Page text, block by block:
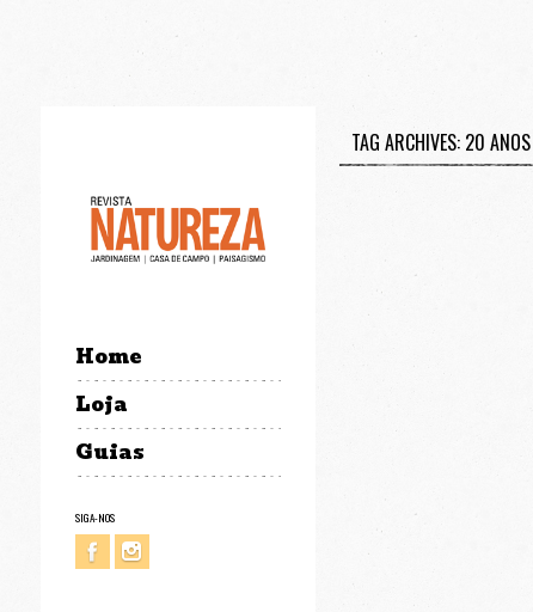
Home
Loja
Guias
SIGA-NOS
TAG ARCHIVES: 20 ANOS